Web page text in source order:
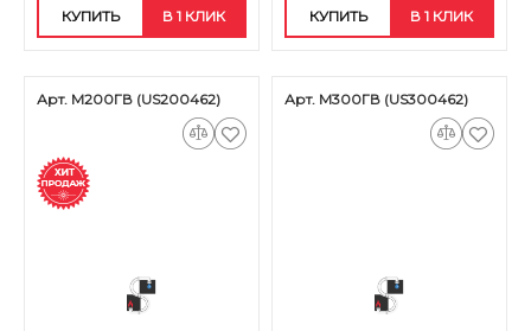
КУПИТЬ В 1 КЛИК КУПИТЬ В 1 КЛИК
Арт. М200ГВ (US200462) Арт. М300ГВ (US300462)